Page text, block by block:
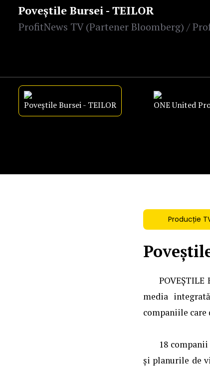
Poveștile Bursei - TEILOR
ProfitNews TV (Partener Bloomberg) /
Poveștile Bursei - TEILOR ONE United
Producție
media
companiile care
18
și planurile de